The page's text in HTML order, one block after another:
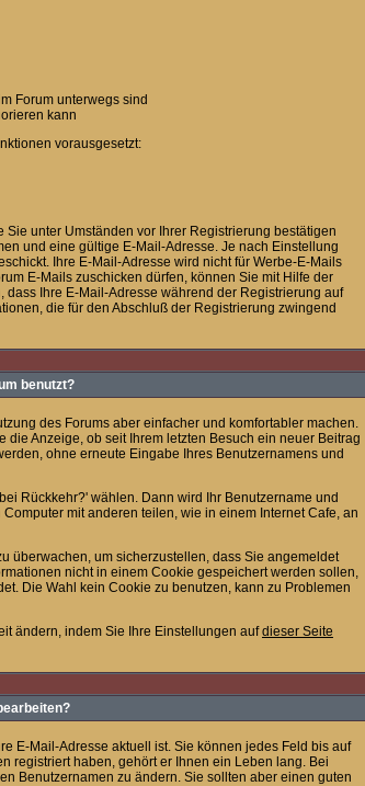
Forum unterwegs sind
kann
vorausgesetzt:
unter Umständen vor Ihrer Registrierung bestätigen
und eine gültige E-Mail-Adresse. Je nach Einstellung
Ihre E-Mail-Adresse wird nicht für Werbe-E-Mails
E-Mails zuschicken dürfen, können Sie mit Hilfe der
Ihre E-Mail-Adresse während der Registrierung auf
die für den Abschluß der Registrierung zwingend
benutzt?
des Forums aber einfacher und komfortabler machen.
Anzeige, ob seit Ihrem letzten Besuch ein neuer Beitrag
ohne erneute Eingabe Ihres Benutzernamens und
Rückkehr?' wählen. Dann wird Ihr Benutzername und
mit anderen teilen, wie in einem Internet Cafe, an
überwachen, um sicherzustellen, dass Sie angemeldet
nicht in einem Cookie gespeichert werden sollen,
Die Wahl kein Cookie zu benutzen, kann zu Problemen
ändern, indem Sie Ihre Einstellungen aufdieser Seite
E-Mail-Adresse aktuell ist. Sie können jedes Feld bis auf
registriert haben, gehört er Ihnen ein Leben lang. Bei
Benutzernamen zu ändern. Sie sollten aber einen guten